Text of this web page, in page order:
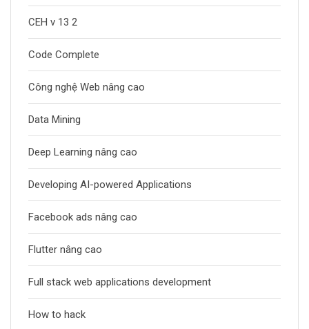
CEH v 13 2
Code Complete
Công nghệ Web nâng cao
Data Mining
Deep Learning nâng cao
Developing AI-powered Applications
Facebook ads nâng cao
Flutter nâng cao
Full stack web applications development
How to hack